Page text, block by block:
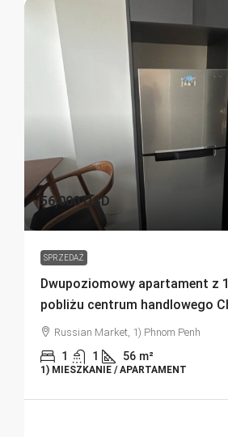
56,000 USD
SPRZEDAŻ
Dwupoziomowy apartament z
pobliżu centrum handlowego
Russian Market, 1) Phnom Penh
1 1 56 m²
1) MIESZKANIE / APARTAMENT